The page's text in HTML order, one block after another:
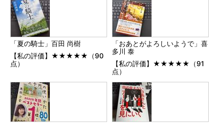
「夏の騎士」百田 尚樹
【私の評価】★★★★★（90
点）
「おあとがよろしいようで」喜
多川 泰
【私の評価】★★★★★（91
点）